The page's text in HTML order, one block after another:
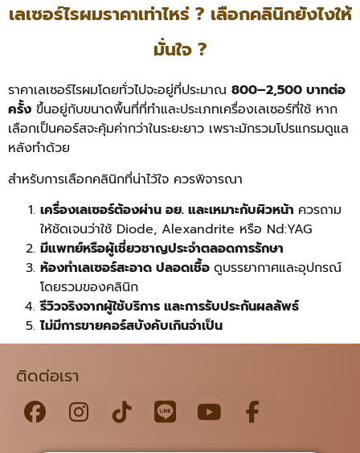
เลเซอร์ไรผมราคาเท่าไหร่ ? เลือกคลินิกยังไงให้
มั่นใจ ?
ราคาเลเซอร์ไรผมโดยทั่วไปจะอยู่ที่ประมาณ 800–2,500 บาทต่อ
ครั้ง ขึ้นอยู่กับขนาดพื้นที่ที่ทำและประเภทเครื่องเลเซอร์ที่ใช้ หาก
เลือกเป็นคอร์สจะคุ้มค่ากว่าในระยะยาว เพราะมักรวมโปรแกรมดูแล
หลังทำด้วย
สำหรับการเลือกคลินิกที่น่าไว้ใจ ควรพิจารณา
เครื่องเลเซอร์ต้องผ่าน อย. และเหมาะกับผิวหน้า ควรถาม
ให้ชัดเจนว่าใช้ Diode, Alexandrite หรือ Nd:YAG
มีแพทย์หรือผู้เชี่ยวชาญประจำตลอดการรักษา
ห้องทำเลเซอร์สะอาด ปลอดเชื้อ ดูบรรยากาศและอุปกรณ์
โดยรวมของคลินิก
รีวิวจริงจากผู้ใช้บริการ และการรับประกันผลลัพธ์
ไม่มีการขายคอร์สบังคับเกินจำเป็น
ติดต่อเรา